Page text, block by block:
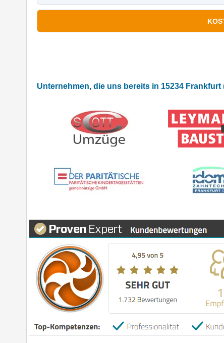
Unternehmen, die uns bereits in 15234